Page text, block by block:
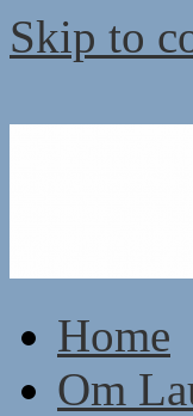
Skip to
Home
Om